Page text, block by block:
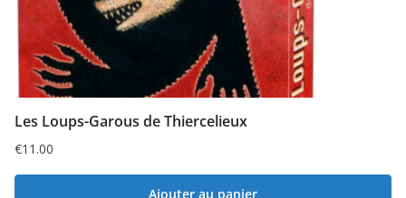
Les Loups-Garous de Thiercelieux
€11.00
Ajouter au panier